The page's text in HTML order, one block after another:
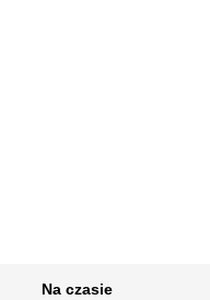
Na czasie